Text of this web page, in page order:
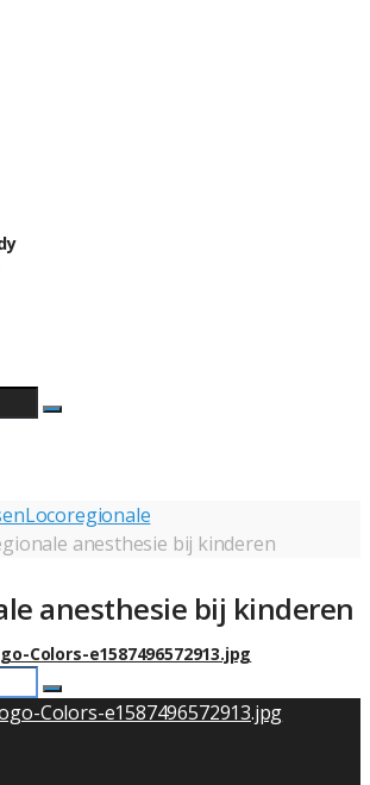
Locoregionale
anesthesie bij kinderen
anesthesie bij kinderen